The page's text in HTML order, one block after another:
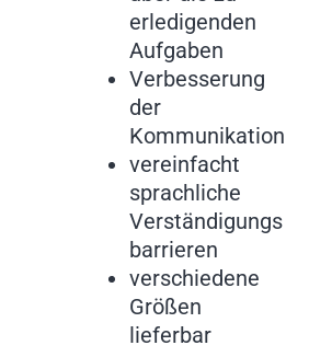
erledigenden
Aufgaben
Verbesserung
der
Kommunikation
vereinfacht
sprachliche
Verständigungs
barrieren
verschiedene
Größen
lieferbar